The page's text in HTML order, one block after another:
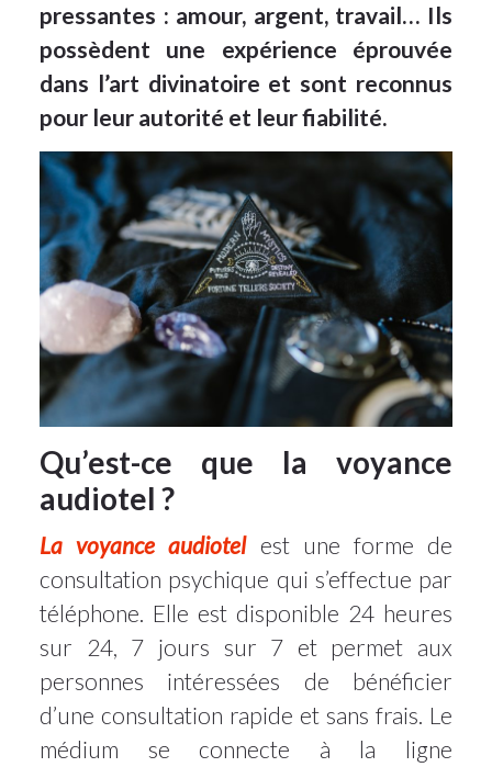
pressantes : amour, argent, travail… Ils
possèdent une expérience éprouvée
dans l’art divinatoire et sont reconnus
pour leur autorité et leur fiabilité.
Qu’est-ce que la voyance
audiotel ?
La voyance audiotelest une forme de
consultation psychique qui s’effectue par
téléphone. Elle est disponible 24 heures
sur 24, 7 jours sur 7 et permet aux
personnes intéressées de bénéficier
d’une consultation rapide et sans frais. Le
médium se connecte à la ligne